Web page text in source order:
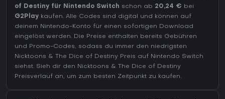
of Destiny für Nintendo Switch schon ab 20,24 € bei
G2Play kaufen. Alle Codes sind digital und können auf
deinem Nintendo-Konto für einen sofortigen Download
eingelöst werden. Die Preise enthalten bereits Gebühren
und Promo-Codes, sodass du immer den niedrigsten
Nicktoons & The Dice of Destiny Preis auf Nintendo Switch
siehst. Sieh dir den Nicktoons & The Dice of Destiny
Preisverlauf an, um zum besten Zeitpunkt zu kaufen.